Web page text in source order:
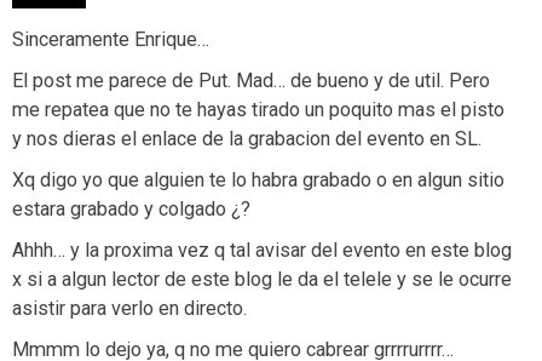
Sinceramente Enrique…
El post me parece de Put. Mad… de bueno y de util. Pero
me repatea que no te hayas tirado un poquito mas el pisto
y nos dieras el enlace de la grabacion del evento en SL.
Xq digo yo que alguien te lo habra grabado o en algun sitio
estara grabado y colgado ¿?
Ahhh… y la proxima vez q tal avisar del evento en este blog
x si a algun lector de este blog le da el telele y se le ocurre
asistir para verlo en directo.
Mmmm lo dejo ya, q no me quiero cabrear grrrrurrrr…